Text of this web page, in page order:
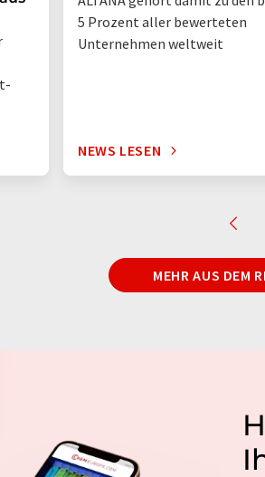
5 Prozent aller bewerteten
Unternehmen weltweit
NEWS LESEN
MEHR AUS DEM